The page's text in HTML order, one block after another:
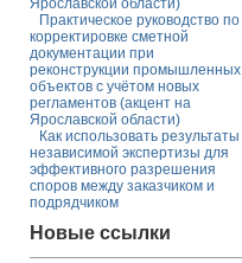
Практическое руководство по
корректировке сметной
документации при
реконструкции промышленных
объектов с учётом новых
регламентов (акцент на
Ярославской области)
Как использовать результаты
независимой экспертизы для
эффективного разрешения
споров между заказчиком и
подрядчиком
Новые ссылки